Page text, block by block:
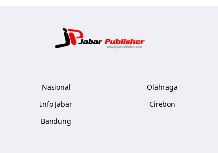
Nasional
Info Jabar
Bandung
Olahraga
Cirebon